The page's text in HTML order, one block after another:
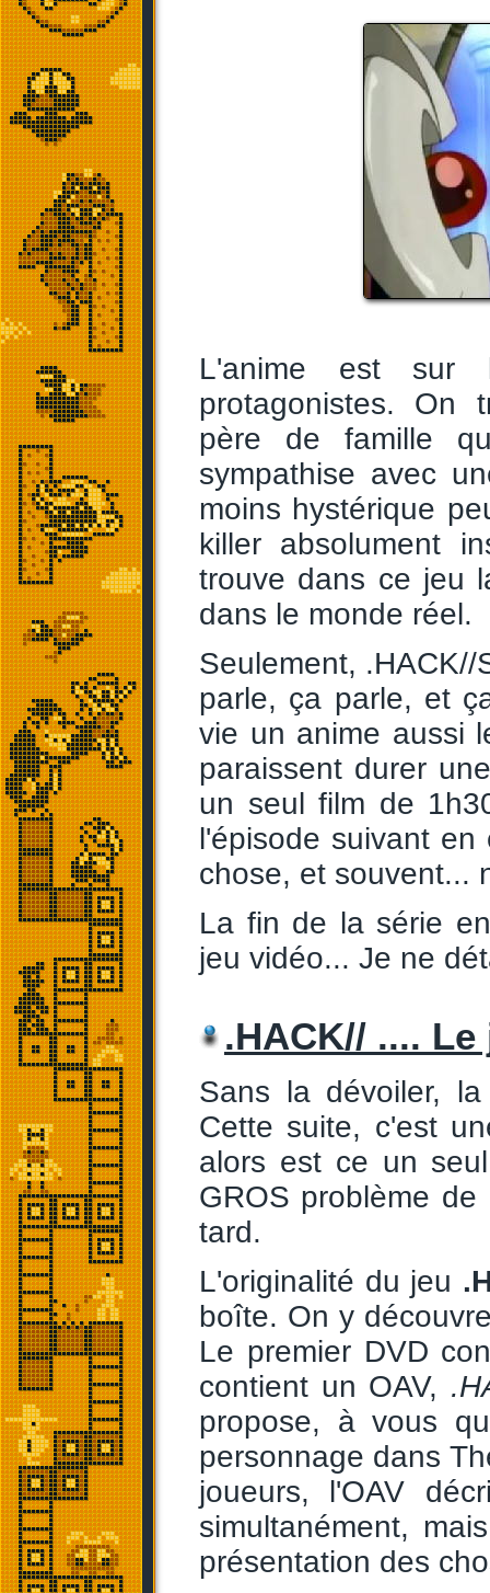
L'anime est sur
protagonistes. On
père de famille
sympathise avec
moins hystérique
killer absolument
trouve dans ce jeu
dans le monde réel.
Seulement,
parle, ça parle, et
vie un anime aussi
paraissent durer
un seul film de
l'épisode suivant
chose, et souvent...
La fin de la série
jeu vidéo... Je ne
.HACK// .... Le
Sans la dévoiler,
Cette suite, c'est
alors est ce un
GROS problème
tard.
L'originalité du jeu
boîte. On y
Le premier DVD
contient un OAV,
propose, à vous
personnage dans
joueurs, l'OAV
simultanément,
présentation des